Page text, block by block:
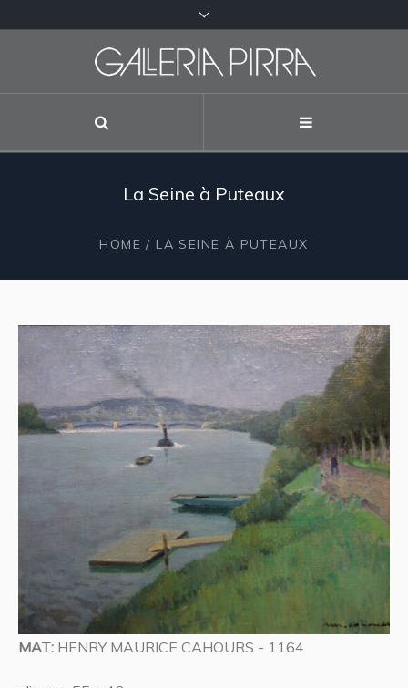
La Seine à Puteaux
HOME / LA SEINE À PUTEAUX
MAT: HENRY MAURICE CAHOURS - 1164